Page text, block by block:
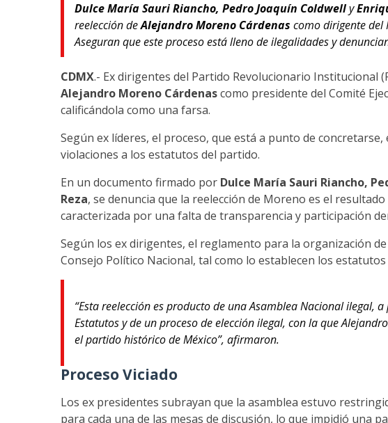
Dulce María Sauri Riancho, Pedro Joaquín Coldwelly
reelección deAlejandro Moreno Cárdenas como dirigente del
Aseguran que este proceso está lleno de ilegalidades y
CDMX.- Ex dirigentes del Partido Revolucionario Institucional
Alejandro Moreno Cárdenascomo presidente del Comité
calificándola como una farsa.
Según ex líderes, el proceso, que está a punto de
violaciones a los estatutos del partido.
En un documento firmado por Dulce María Sauri Riancho,
Reza, se denuncia que la reelección de Moreno es el resultado
caracterizada por una falta de transparencia y participación
Según los ex dirigentes, el reglamento para la organización
Consejo Político Nacional, tal como lo establecen los estatutos
“Esta reelección es producto de una Asamblea Nacional ilegal,
Estatutos y de un proceso de elección ilegal, con la que
el partido histórico de México”, afirmaron.
Proceso Viciado
Los ex presidentes subrayan que la asamblea estuvo
para cada una de las mesas de discusión, lo que impidió una